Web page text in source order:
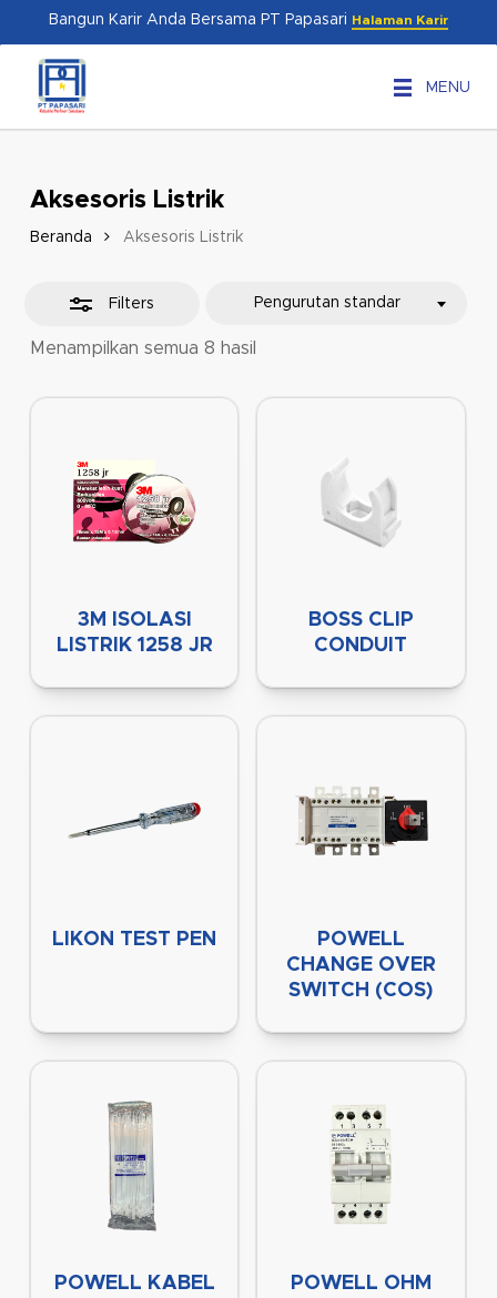
content
Bangun Karir Anda Bersama PT Papasari Halaman Karir
MENU
Aksesoris Listrik
Beranda Aksesoris Listrik
Filters
Menampilkan semua 8 hasil
Pengurutan standar
Close
3M ISOLASI
LISTRIK 1258 JR
BOSS CLIP
CONDUIT
LIKON TEST PEN
POWELL
CHANGE OVER
SWITCH (COS)
POWELL KABEL
POWELL OHM
Menu